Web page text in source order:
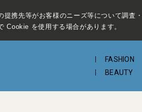
提携先等がお客様のニーズ等について調査
Cookie を使用する場合があります。
FASHION
BEAUTY